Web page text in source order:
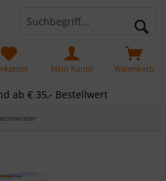
ab € 35,- Bestellwert
Warenkorb
Mein Konto